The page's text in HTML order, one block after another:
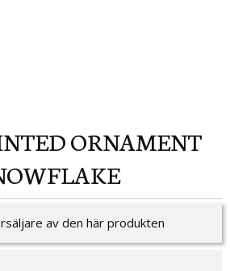
av den här produkten